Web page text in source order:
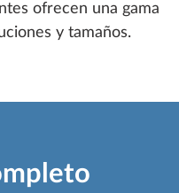
ofrecen una gama
y tamaños.